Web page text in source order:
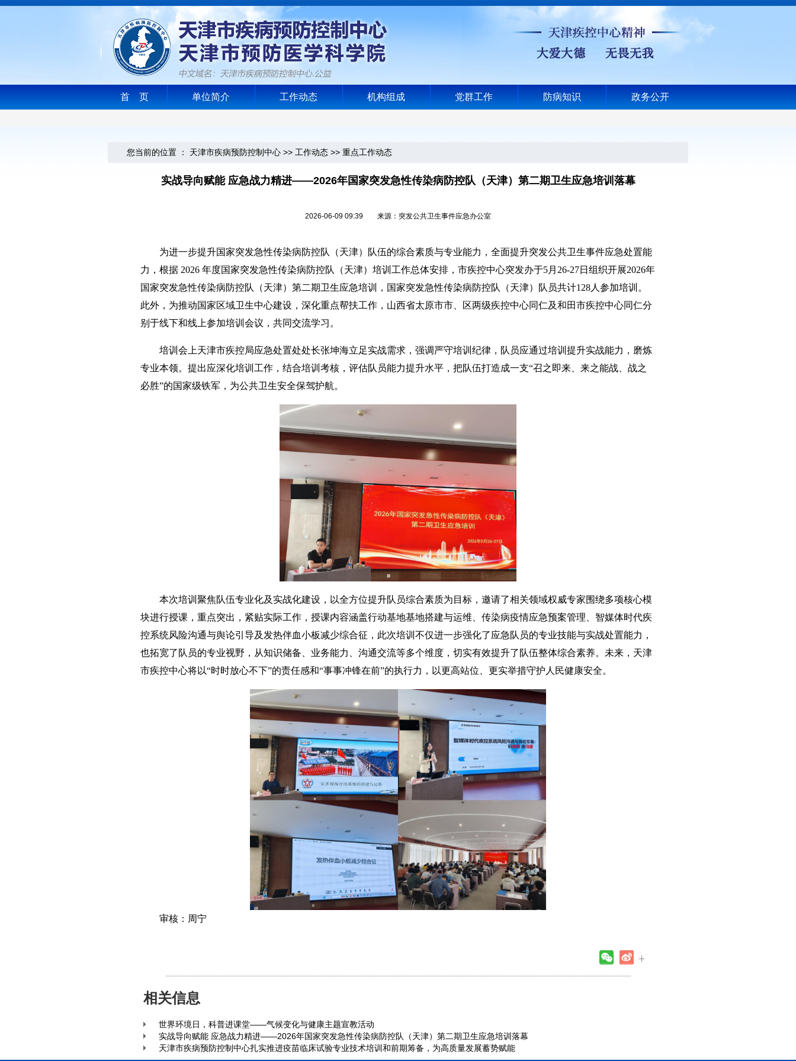
首 页 单位简介 工作动态 机构组成 党群工作 防病知识 政务公开
您当前的位置 ： 天津市疾病预防控制中心 >> 工作动态 >> 重点工作动态
实战导向赋能 应急战力精进——2026年国家突发急性传染病防控队（天津）第二期卫生应急培训落幕
2026-06-09 09:39 来源：突发公共卫生事件应急办公室
为进一步提升国家突发急性传染病防控队（天津）队伍的综合素质与专业能力，全面提升突发公共卫生事件应急处置能
力，根据 2026 年度国家突发急性传染病防控队（天津）培训工作总体安排，市疾控中心突发办于5月26-27日组织开展2026年
国家突发急性传染病防控队（天津）第二期卫生应急培训，国家突发急性传染病防控队（天津）队员共计128人参加培训。
此外，为推动国家区域卫生中心建设，深化重点帮扶工作，山西省太原市市、区两级疾控中心同仁及和田市疾控中心同仁分
别于线下和线上参加培训会议，共同交流学习。
培训会上天津市疾控局应急处置处处长张坤海立足实战需求，强调严守培训纪律，队员应通过培训提升实战能力，磨炼
专业本领。提出应深化培训工作，结合培训考核，评估队员能力提升水平，把队伍打造成一支“召之即来、来之能战、战之
必胜”的国家级铁军，为公共卫生安全保驾护航。
本次培训聚焦队伍专业化及实战化建设，以全方位提升队员综合素质为目标，邀请了相关领域权威专家围绕多项核心模
块进行授课，重点突出，紧贴实际工作，授课内容涵盖行动基地基地搭建与运维、传染病疫情应急预案管理、智媒体时代疾
控系统风险沟通与舆论引导及发热伴血小板减少综合征，此次培训不仅进一步强化了应急队员的专业技能与实战处置能力，
也拓宽了队员的专业视野，从知识储备、业务能力、沟通交流等多个维度，切实有效提升了队伍整体综合素养。未来，天津
市疾控中心将以“时时放心不下”的责任感和“事事冲锋在前”的执行力，以更高站位、更实举措守护人民健康安全。
审核：周宁
相关信息
世界环境日，科普进课堂——气候变化与健康主题宣教活动
实战导向赋能 应急战力精进——2026年国家突发急性传染病防控队（天津）第二期卫生应急培训落幕
天津市疾病预防控制中心扎实推进疫苗临床试验专业技术培训和前期筹备，为高质量发展蓄势赋能